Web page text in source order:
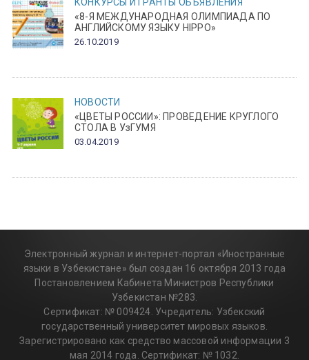
«8-Я МЕЖДУНАРОДНАЯ ОЛИМПИАДА ПО
АНГЛИЙСКОМУ ЯЗЫКУ HIPPO»
26.10.2019
НОВОСТИ
«ЦВЕТЫ РОССИИ»: ПРОВЕДЕНИЕ КРУГЛОГО
СТОЛА В УзГУМЯ
03.04.2019
Электронный журнал и интернет-портал «Иностранные
языки в Узбекистане» был создан 16 октября 2013 года
Постановлением Кабинета Министров Республики
Узбекистан №283.
Сертификат: № 009424. Учредитель: Узбекский
государственный университет мировых языков.
Зарегистрировано как средство массовой информации 3
мая 2014 года. Сертификат: № 1032.